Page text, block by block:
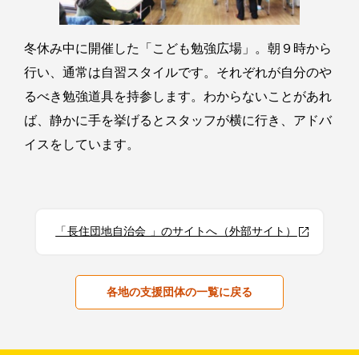
冬休み中に開催した「こども勉強広場」。朝９時から
行い、通常は自習スタイルです。それぞれが自分のや
るべき勉強道具を持参します。わからないことがあれ
ば、静かに手を挙げるとスタッフが横に行き、アドバ
イスをしています。
「長住団地自治会 」のサイトへ（外部サイト）
各地の支援団体の一覧に戻る